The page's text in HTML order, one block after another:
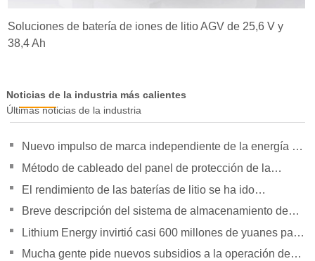
Soluciones de batería de iones de litio AGV de 25,6 V y
38,4 Ah
Noticias de la industria más calientes
Últimas noticias de la industria
Nuevo impulso de marca independiente de la energía de
la orientación de política para duplicar su presión
Método de cableado del panel de protección de la
batería de litio
El rendimiento de las baterías de litio se ha ido
superando gradualmente
Breve descripción del sistema de almacenamiento de
energía Tesla Powerpack Large
Lithium Energy invirtió casi 600 millones de yuanes para
establecer subsidiarias
Mucha gente pide nuevos subsidios a la operación de